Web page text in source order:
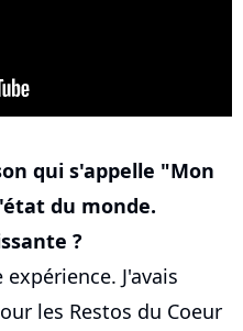
qui s'appelle "Mon
du monde.
?
J'avais
les Restos du Coeur